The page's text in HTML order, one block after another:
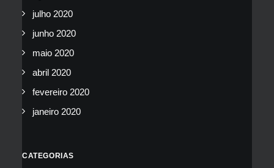
julho 2020
junho 2020
maio 2020
abril 2020
fevereiro 2020
janeiro 2020
CATEGORIAS